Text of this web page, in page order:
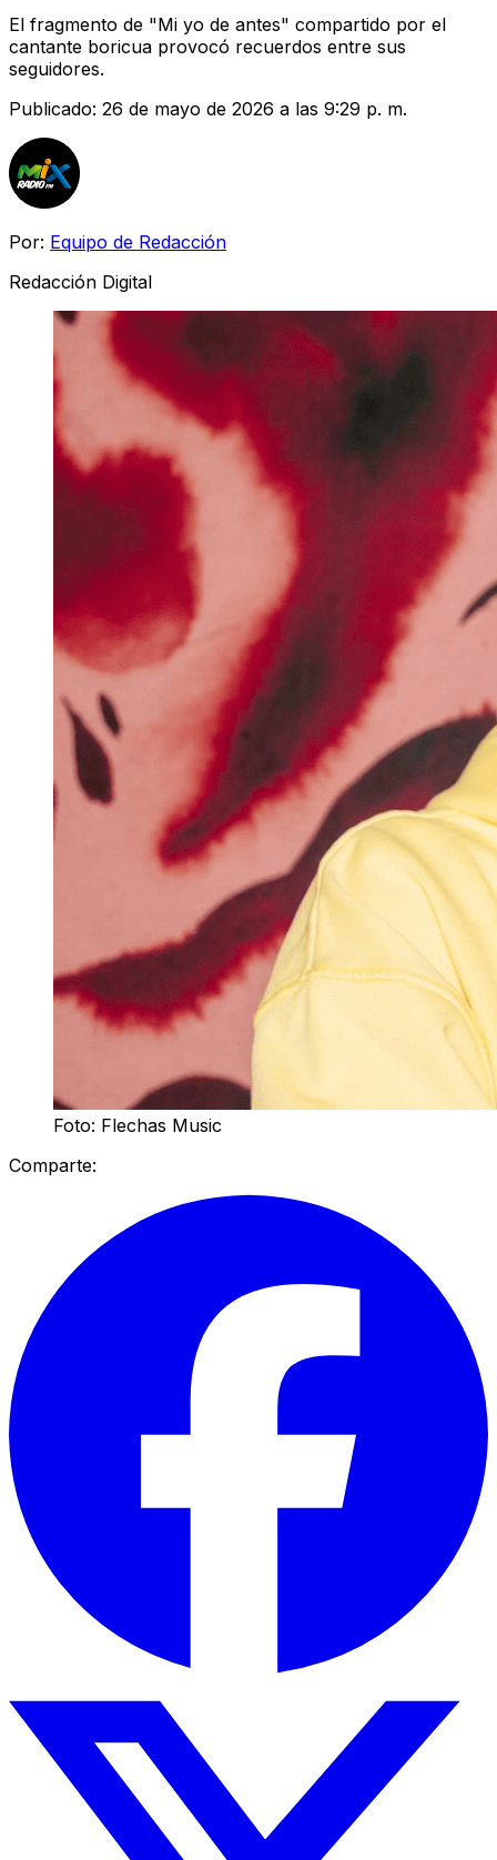
El fragmento de "Mi yo de antes" compartido por el
cantante boricua provocó recuerdos entre sus
seguidores.
Publicado: 26 de mayo de 2026 a las 9:29 p. m.
Por: Equipo de Redacción
Redacción Digital
Foto: Flechas Music
Comparte: